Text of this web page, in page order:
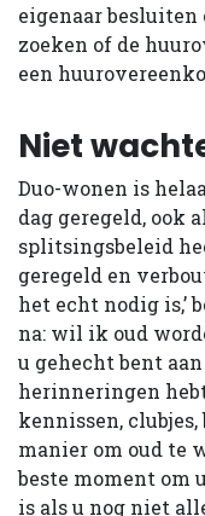
eigenaar besluiten
zoeken of de
een
Niet
Duo-wonen is
dag geregeld, ook
splitsingsbeleid
geregeld en
het echt nodig is,’
na: wil ik oud
u gehecht bent
herinneringen
kennissen,
manier om oud te
beste moment om
is als u nog niet